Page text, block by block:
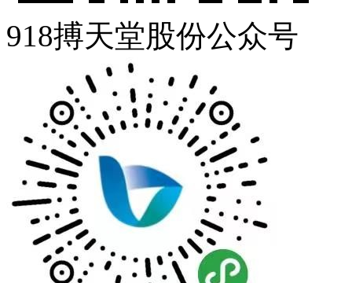
918搏天堂股份公众号